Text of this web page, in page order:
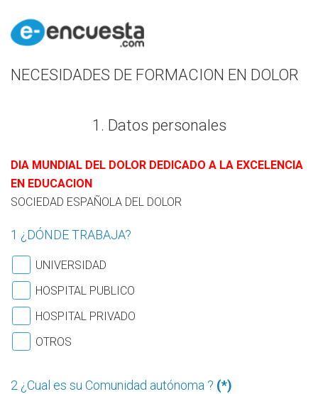
NECESIDADES DE FORMACION EN DOLOR
1. Datos personales
DIA MUNDIAL DEL DOLOR DEDICADO A LA EXCELENCIA
EN EDUCACION
SOCIEDAD ESPAÑOLA DEL DOLOR
1 ¿DÓNDE TRABAJA?
UNIVERSIDAD
HOSPITAL PUBLICO
HOSPITAL PRIVADO
OTROS
2 ¿Cual es su Comunidad autónoma ? (*)